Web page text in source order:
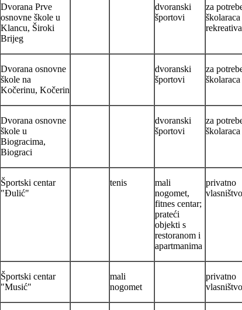
Dvorana Prve
osnovne škole u
Klancu, Široki
Brijeg
dvoranski
športovi
za
školaraca
Dvorana osnovne
škole na
Kočerinu, Kočerin
dvoranski
športovi
za
školaraca
Dvorana osnovne
škole u
Biogracima,
Biograci
dvoranski
športovi
za
školaraca
Športski centar
"Đulić"
tenis
mali
nogomet,
fitnes centar;
prateći
objekti s
restoranom i
apartmanima
privatno
vlasništvo
Športski centar
"Musić"
mali
nogomet
privatno
vlasništvo